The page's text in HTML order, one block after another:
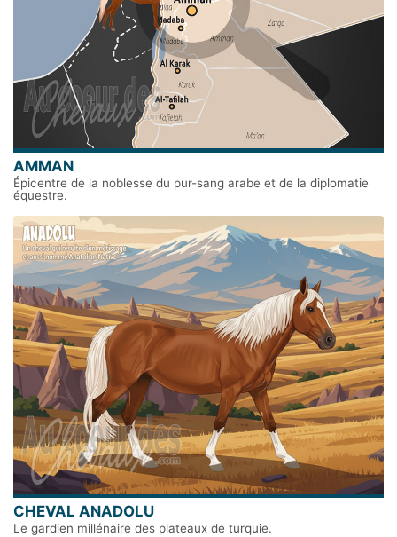
AMMAN
Épicentre de la noblesse du pur-sang arabe et de la diplomatie
équestre.
CHEVAL ANADOLU
Le gardien millénaire des plateaux de turquie.